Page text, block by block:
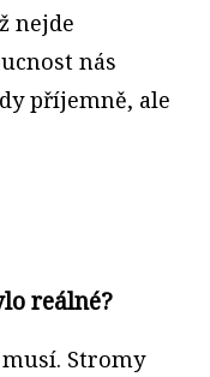
nejde
nás
příjemně, ale
reálné?
Stromy